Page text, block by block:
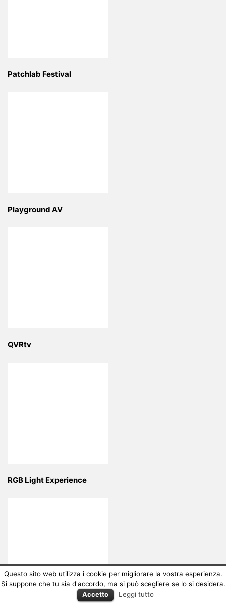
Patchlab Festival
Playground AV
QVRtv
RGB Light Experience
Questo sito web utilizza i cookie per migliorare la vostra esperienza.
Si suppone che tu sia d'accordo, ma si può scegliere se lo si desidera.
Accetto
Leggi tutto